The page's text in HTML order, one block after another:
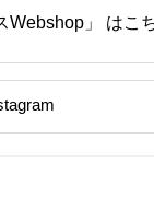
Webshop」 はこ